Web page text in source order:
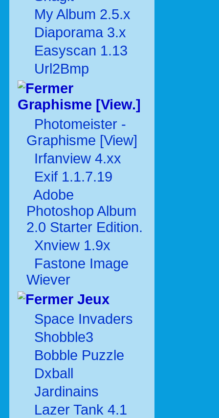
My Album 2.5.x
Diaporama 3.x
Easyscan 1.13
Url2Bmp
Graphisme [View.]
Photomeister -
Graphisme [View]
Irfanview 4.xx
Exif 1.1.7.19
Adobe
Photoshop Album
2.0 Starter Edition.
Xnview 1.9x
Fastone Image
Wiever
Jeux
Space Invaders
Shobble3
Bobble Puzzle
Dxball
Jardinains
Lazer Tank 4.1